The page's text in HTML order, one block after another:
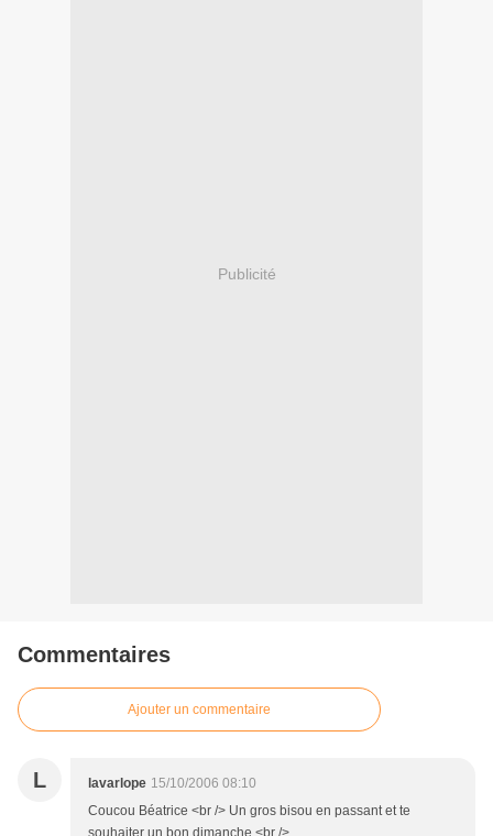
Publicité
Commentaires
Ajouter un commentaire
L lavarlope 15/10/2006 08:10
Coucou Béatrice <br /> Un gros bisou en passant et te